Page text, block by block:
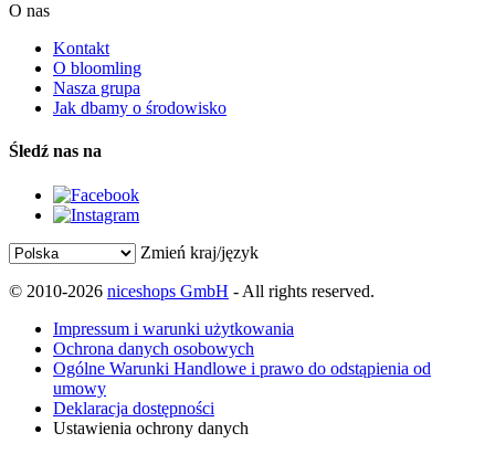
O nas
Kontakt
O bloomling
Nasza grupa
Jak dbamy o środowisko
Śledź nas na
Zmień kraj/język
© 2010-2026 niceshops GmbH - All rights reserved.
Impressum i warunki użytkowania
Ochrona danych osobowych
Ogólne Warunki Handlowe i prawo do odstąpienia od
umowy
Deklaracja dostępności
Ustawienia ochrony danych